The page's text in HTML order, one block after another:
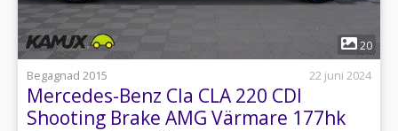
20
Begagnad 2015
22 juni 2024
Mercedes-Benz Cla CLA 220 CDI
Shooting Brake AMG Värmare 177hk